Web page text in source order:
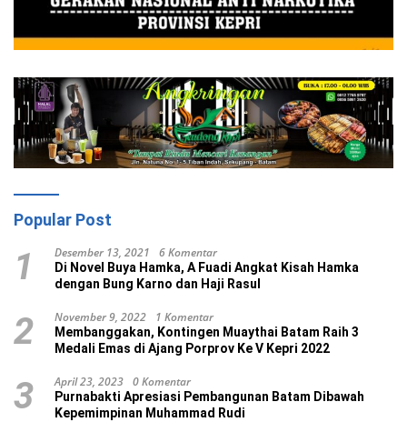
Popular Post
1 Desember 13, 2021 6 Komentar
Di Novel Buya Hamka, A Fuadi Angkat Kisah Hamka
dengan Bung Karno dan Haji Rasul
2 November 9, 2022 1 Komentar
Membanggakan, Kontingen Muaythai Batam Raih 3
Medali Emas di Ajang Porprov Ke V Kepri 2022
3 April 23, 2023 0 Komentar
Purnabakti Apresiasi Pembangunan Batam Dibawah
Kepemimpinan Muhammad Rudi